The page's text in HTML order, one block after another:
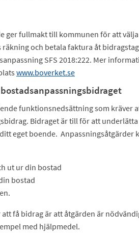
ger fullmakt till kommunen för att
och betala faktura åt
SFS 2018:222. Mer
www.boverket.se
funktionsnedsättning som kräver
Bidraget är till för att
eget boende. Anpassningsåtgärder
ut ur din bostad
bostad
få bidrag är att åtgärden är
med hjälpmedel.